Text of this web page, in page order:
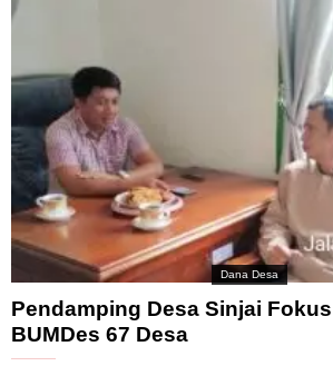
Dana Desa
Pendamping Desa Sinjai
BUMDes 67 Desa